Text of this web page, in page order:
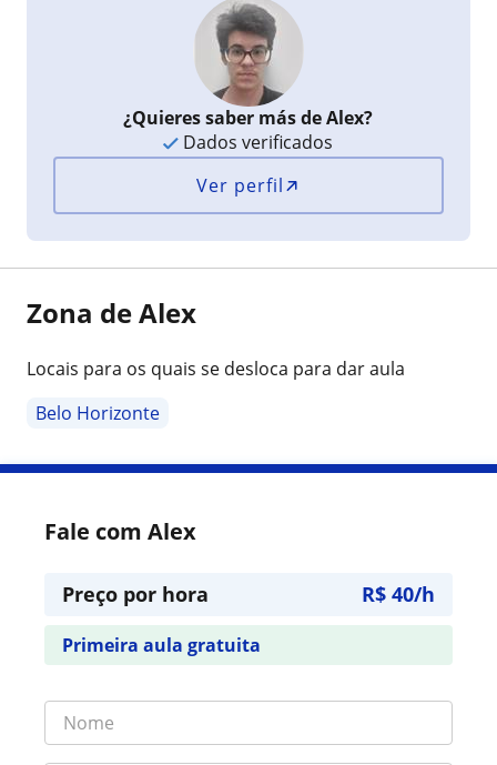
¿Quieres saber más de Alex?
Dados verificados
Ver perfil
Zona de Alex
Locais para os quais se desloca para dar aula
Belo Horizonte
Fale com Alex
Preço por hora R$ 40/h
Primeira aula gratuita